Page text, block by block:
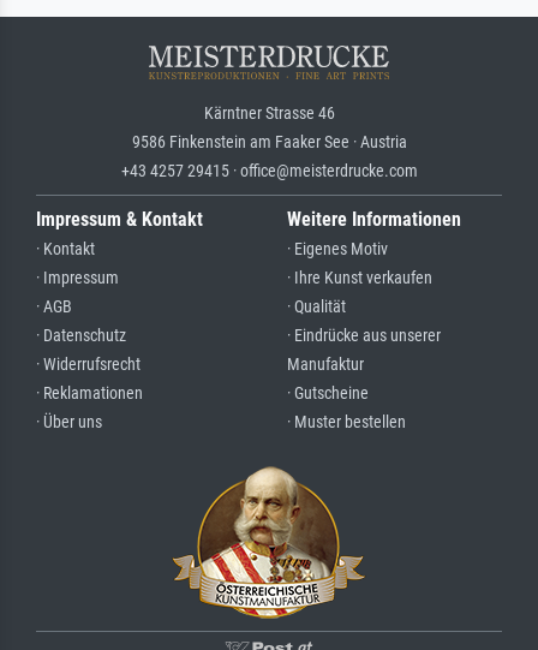
Kärntner Strasse 46
9586 Finkenstein am Faaker See · Austria
+43 4257 29415 · office@meisterdrucke.com
Impressum & Kontakt
· Kontakt
· Impressum
· AGB
· Datenschutz
· Widerrufsrecht
· Reklamationen
· Über uns
Weitere Informationen
· Eigenes Motiv
· Ihre Kunst verkaufen
· Qualität
· Eindrücke aus unserer
Manufaktur
· Gutscheine
· Muster bestellen